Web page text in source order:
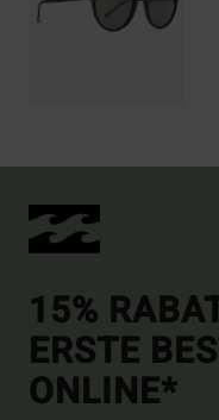
15%
ERSTE
ONLINE*